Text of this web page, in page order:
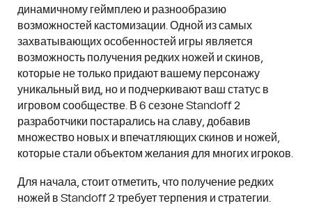
динамичному геймплею и разнообразию
возможностей кастомизации. Одной из самых
захватывающих особенностей игры является
возможность получения редких ножей и скинов,
которые не только придают вашему персонажу
уникальный вид, но и подчеркивают ваш статус в
игровом сообществе. В 6 сезоне Standoff 2
разработчики постарались на славу, добавив
множество новых и впечатляющих скинов и ножей,
которые стали объектом желания для многих игроков.
Для начала, стоит отметить, что получение редких
ножей в Standoff 2 требует терпения и стратегии.